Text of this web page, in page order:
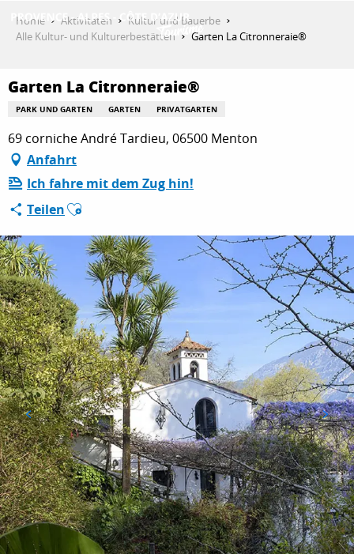
AKTIVITÄTEN
AUFENTHALT
ESPACE PRO
Home Aktivitäten
Kultur und Bauerbe
Alle Kultur- und Kulturerbestätten
Garten La Citronneraie®
Garten La Citronneraie®
PARK UND GARTEN GARTEN PRIVATGARTEN
69 corniche André Tardieu, 06500 Menton
Anfahrt
Ich fahre mit dem Zug hin!
TeilenAjouter aux favoris